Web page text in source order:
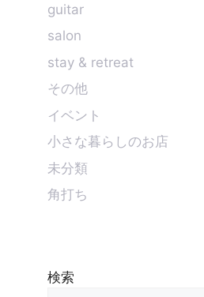
guitar
salon
stay & retreat
その他
イベント
小さな暮らしのお店
未分類
角打ち
検索